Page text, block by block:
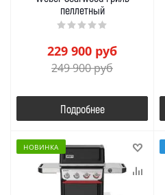
пеллетный
229 900 руб
249 900руб
Подробнее
НОВИНКА